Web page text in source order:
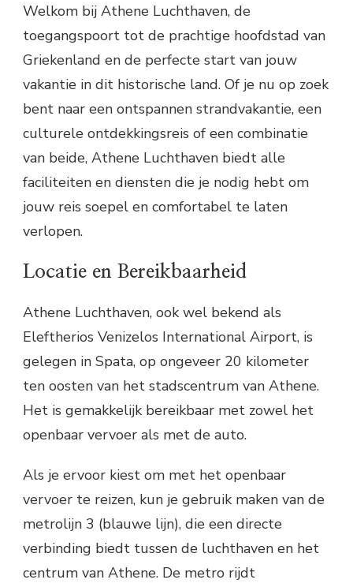
Welkom bij Athene Luchthaven, de
toegangspoort tot de prachtige hoofdstad van
Griekenland en de perfecte start van jouw
vakantie in dit historische land. Of je nu op zoek
bent naar een ontspannen strandvakantie, een
culturele ontdekkingsreis of een combinatie
van beide, Athene Luchthaven biedt alle
faciliteiten en diensten die je nodig hebt om
jouw reis soepel en comfortabel te laten
verlopen.
Locatie en Bereikbaarheid
Athene Luchthaven, ook wel bekend als
Eleftherios Venizelos International Airport, is
gelegen in Spata, op ongeveer 20 kilometer
ten oosten van het stadscentrum van Athene.
Het is gemakkelijk bereikbaar met zowel het
openbaar vervoer als met de auto.
Als je ervoor kiest om met het openbaar
vervoer te reizen, kun je gebruik maken van de
metrolijn 3 (blauwe lijn), die een directe
verbinding biedt tussen de luchthaven en het
centrum van Athene. De metro rijdt